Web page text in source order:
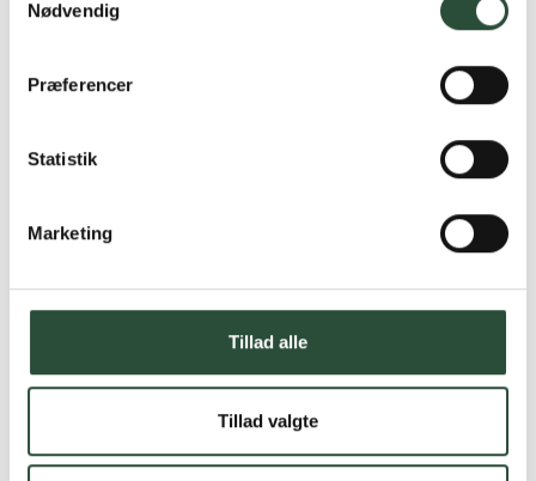
Nødvendig
Præferencer
Statistik
Marketing
Tillad alle
Tillad valgte